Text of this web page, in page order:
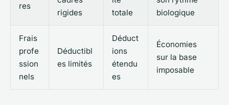
res
rigides
totale
biologique
Frais
profe
ssion
nels
Déductibl
es limités
Déduct
ions
étendu
es
Économies
sur la base
imposable